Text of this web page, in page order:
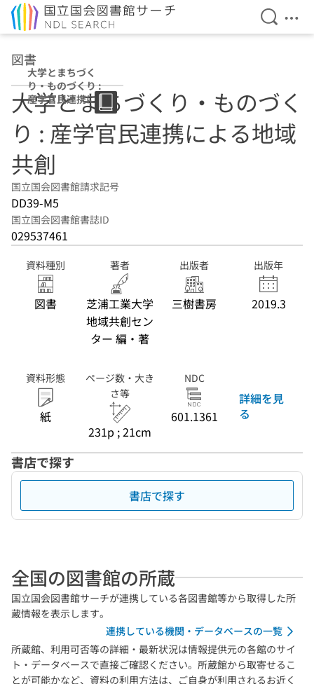
検索を
メ
図書
大学とまちづく
り・ものづくり :
産学官民連携によ
る地域共創
大学とまちづくり・ものづく
り : 産学官民連携による地域
共創
国立国会図書館請求記号
DD39-M5
国立国会図書館書誌ID
029537461
資料種別
図書
著者
芝浦工業大学
地域共創セン
ター 編・著
出版者
三樹書房
出版年
2019.3
資料形態
紙
ページ数・大き
さ等
231p ; 21cm
NDC
601.1361
詳細を見
る
書店で探す
書店で探す
全国の図書館の所蔵
国立国会図書館サーチが連携している各図書館等から取得した所
蔵情報を表示します。
連携している機関・データベースの一覧
所蔵館、利用可否等の詳細・最新状況は情報提供元の各館のサイ
ト・データベースで直接ご確認ください。所蔵館から取寄せるこ
とが可能かなど、資料の利用方法は、ご自身が利用されるお近く